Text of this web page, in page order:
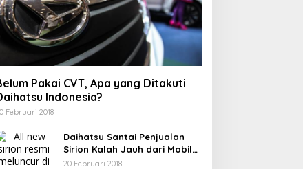
Pakai CVT, Apa yang Ditakuti
Indonesia?
Februari 2018
Daihatsu Santai Penjualan
Sirion Kalah Jauh dari Mobil
LCGC
20 Februari 2018